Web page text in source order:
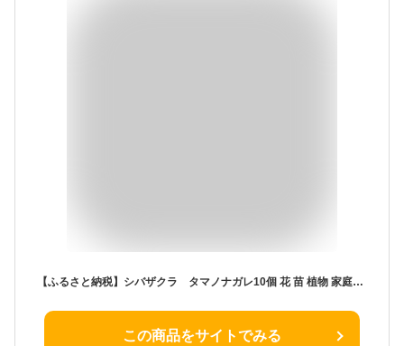
【ふるさと納税】シバザクラ タマノナガレ10個 花 苗 植物 家庭菜園 花壇 プランター ガーデニング 芝桜（BS153）
この商品をサイトでみる